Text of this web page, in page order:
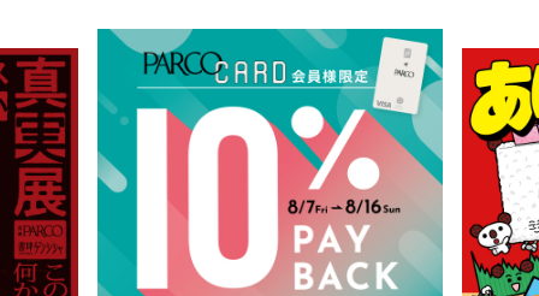
ニュース
レストラン・カフェ
TAX FREE
PARCOメンバーズ
한국어
ภาษาไทย
日本語